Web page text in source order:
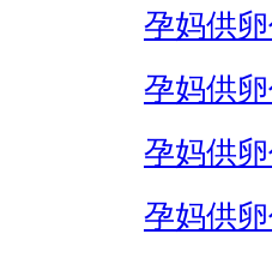
孕妈供
孕妈供
孕妈供
孕妈供